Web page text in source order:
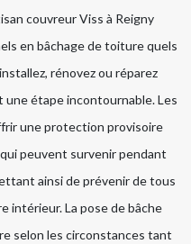
couvreur Viss à Reigny
en bâchage de toiture quels
rénovez ou réparez
étape incontournable. Les
une protection provisoire
peuvent survenir pendant
ainsi de prévenir de tous
intérieur. La pose de bâche
selon les circonstances tant